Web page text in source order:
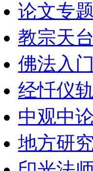
论文专题
教宗天台
佛法入门
经忏仪
中观中
地方研